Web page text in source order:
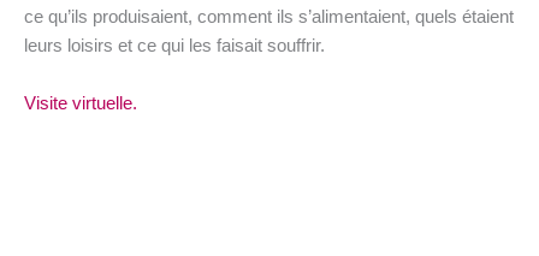
ce qu’ils produisaient, comment ils s’alimentaient, quels étaient
leurs loisirs et ce qui les faisait souffrir.
Visite virtuelle.